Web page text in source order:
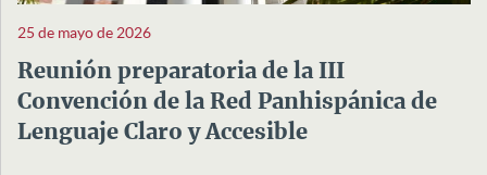
25 de mayo de 2026
Reunión preparatoria de la III
Convención de la Red Panhispánica de
Lenguaje Claro y Accesible